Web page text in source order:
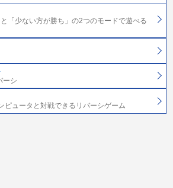
「少ない方が勝ち」の2つのモードで遊べる
ーシ
ピュータと対戦できるリバーシゲーム